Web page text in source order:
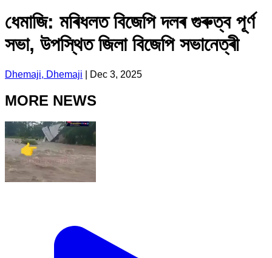
ধেমাজি: মৰিধলত বিজেপি দলৰ গুৰুত্ব পূৰ্ণ
সভা, উপস্থিত জিলা বিজেপি সভানেত্ৰী
Dhemaji, Dhemaji Dec 3, 2025
MORE NEWS